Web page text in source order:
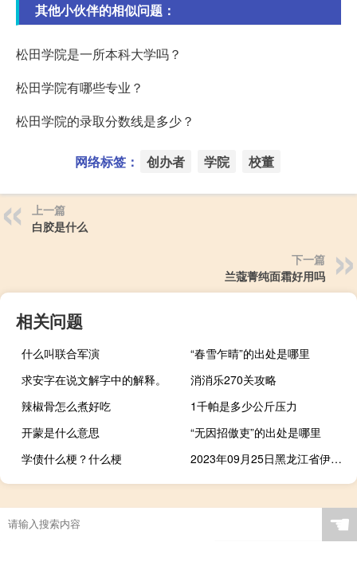
其他小伙伴的相似问题：
松田学院是一所本科大学吗？
松田学院有哪些专业？
松田学院的录取分数线是多少？
网络标签： 创办者 学院 校董
上一篇
白胶是什么
下一篇
兰蔻菁纯面霜好用吗
相关问题
什么叫联合军演
“春雪乍晴”的出处是哪里
求安字在说文解字中的解释。
消消乐270关攻略
辣椒骨怎么煮好吃
1千帕是多少公斤压力
开蒙是什么意思
“无因招傲吏”的出处是哪里
学债什么梗？什么梗
2023年09月25日黑龙江省伊春市疫情大数据-今日/今天疫情全网搜索最新实时消息动态情况通知播报
☚